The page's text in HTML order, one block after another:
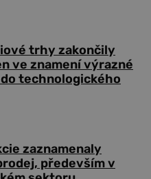
trhy zakončily
ve znamení výrazné
technologického
zaznamenaly
především v